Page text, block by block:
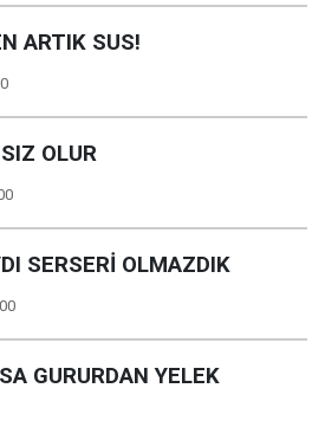
ARTIK SUS!
OLUR
SERSERİ OLMAZDIK
GURURDAN YELEK